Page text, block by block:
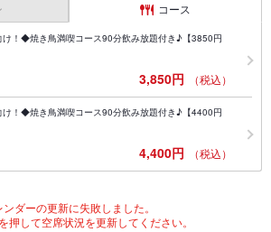
コース
け！◆焼き鳥満喫コース90分飲み放題付き♪【3850円
3,850円 （税込）
け！◆焼き鳥満喫コース90分飲み放題付き♪【4400円
4,400円 （税込）
ンダーの更新に失敗しました。
押して空席状況を更新してください。